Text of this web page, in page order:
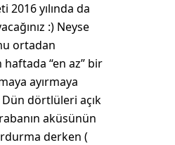
2016 yılında da
:) Neyse
ortadan
haftada “en az” bir
ayırmaya
dörtlüleri açık
aküsünün
derken (